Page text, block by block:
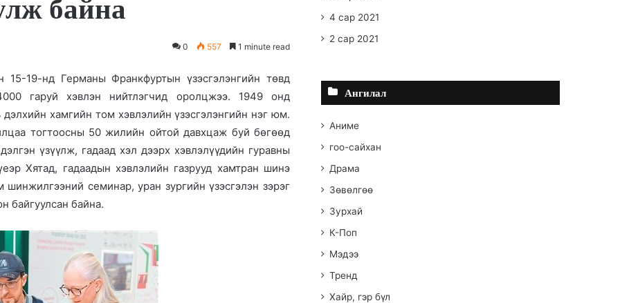
байна
0 557 1 minute read
19-нд Германы Франкфуртын үзэсгэлэнгийн төвд
гаруй хэвлэн нийтлэгчид оролцжээ. 1949 онд
хамгийн том хэвлэлийн үзэсгэлэнгийн нэг юм.
тогтоосны 50 жилийн ойтой давхцаж буй бөгөөд
үзүүлж, гадаад хэл дээрх хэвлэлүүдийн гуравны
Хятад, гадаадын хэвлэлийн газрууд хамтран шинэ
семинар, уран зургийн үзэсгэлэн зэрэг
байгуулсан байна.
4 сар 2021
2 сар 2021
Ангилал
Аниме
гоо-сайхан
Драма
Зөвөлгөө
Зурхай
К-Поп
Мэдээ
Тренд
Хайр, гэр бүл